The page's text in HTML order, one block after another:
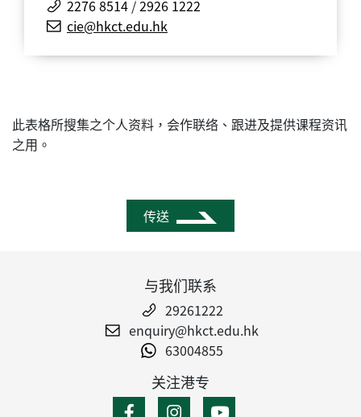
2276 8514 /2926 1222
cie@hkct.edu.hk
此表格所搜集之个人资料，会作联络、跟进及提供课程资讯
之用。
传送
与我们联系
29261222
enquiry@hkct.edu.hk
63004855
关注港专